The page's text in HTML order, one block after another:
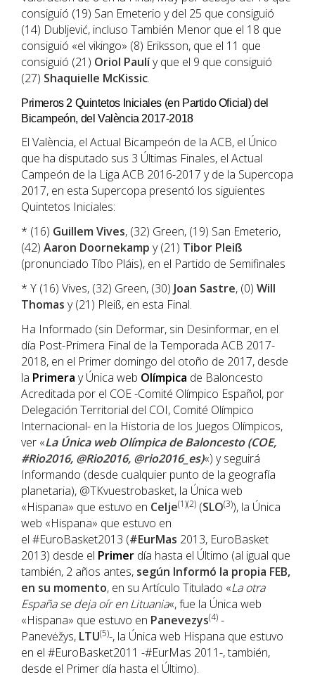
consiguió (19) San Emeterio y del 25 que consiguió
(14) Dubljević, incluso También Menor que el 18 que
consiguió «el vikingo» (8) Eriksson, que el 11 que
consiguió (21) Oriol Paulíy que el 9 que consiguió
(27) Shaquielle McKissic.
Primeros 2 Quintetos Iniciales (en Partido Oficial) del
Bicampeón, del València 2017-2018
El València, el Actual Bicampeón de la ACB, el Único
que ha disputado sus 3 Últimas Finales, el Actual
Campeón de la Liga ACB 2016-2017 y de la Supercopa
2017, en esta Supercopa presentó los siguientes
Quintetos Iniciales:
* (16) Guillem Vives, (32) Green, (19) San Emeterio,
(42) Aaron Doornekamp y (21) Tibor Pleiß
(pronunciado Tíbo Pláis), en el Partido de Semifinales
* Y (16) Vives, (32) Green, (30) Joan Sastre, (0) Will
Thomas y (21) Pleiß, en esta Final.
Ha Informado (sin Deformar, sin Desinformar, en el
día Post-Primera Final de la Temporada ACB 2017-
2018, en el Primer domingo del otoño de 2017, desde
la Primera y Única web Olímpica de Baloncesto
Acreditada por el COE -Comité Olímpico Español, por
Delegación Territorial del COI, Comité Olímpico
Internacional- en la Historia de los Juegos Olímpicos,
ver «La Única web Olímpica de Baloncesto (COE,
#Rio2016, @Rio2016, @rio2016_es)«) y seguirá
Informando (desde cualquier punto de la geografía
planetaria), @TKvuestrobasket, la Única web
«Hispana» que estuvo en Celje(1)(2) (SLO(3)), la Única
web «Hispana» que estuvo en
el #EuroBasket2013 (#EurMas 2013, EuroBasket
2013) desde el Primer día hasta el Último (al igual que
también, 2 años antes, según Informó la propia FEB,
en su momento, en su Artículo Titulado «La otra
España se deja oír en Lituania«, fue la Única web
«Hispana» que estuvo en Panevezys(4) -
Panevėžys, LTU(5)-, la Única web Hispana que estuvo
en el #EuroBasket2011 -#EurMas 2011-, también,
desde el Primer día hasta el Último).